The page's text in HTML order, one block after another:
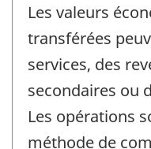
Les valeurs
transférées
services, des
secondaires ou
Les opérations
méthode de